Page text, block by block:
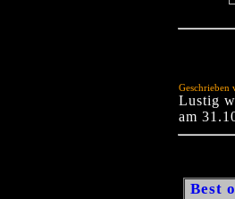
Lustig
am
Best